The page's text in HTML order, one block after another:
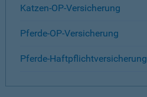
Katzen-OP-Versicherung
Pferde-OP-Versicherung
Pferde-Haftpflichtversicherung